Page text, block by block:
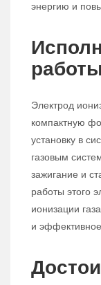
энергию и
Электрод
компактную
установку в
газовым
зажигание и
работы этого
ионизации
и эффективное